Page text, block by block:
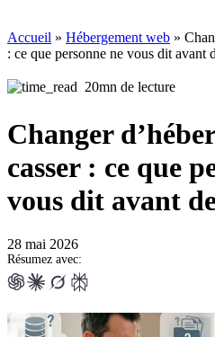
Accueil » Hébergement web »
: ce que personne ne vous dit avant
20mn de lecture
Changer
casser : ce que
vous dit avant
28 mai 2026
Résumez avec: